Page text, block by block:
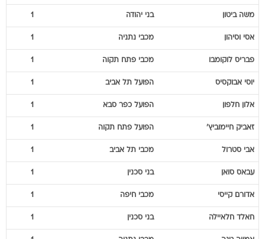
משה ביטון בני יהודה 1
אסי וסיהון מכבי נתניה 1
פבריס לוקומבו מכבי פתח תקוה 1
יוסי אבוקסיס הפועל תל אביב 1
אלון חלפון הפועל כפר סבא 1
זאביק חיימוביץ' הפועל פתח תקוה 1
אבי סטרול מכבי תל אביב 1
עבאס סואן בני סכנין 1
אדורם קייסי מכבי חיפה 1
חאלד חלאיילה בני סכנין 1